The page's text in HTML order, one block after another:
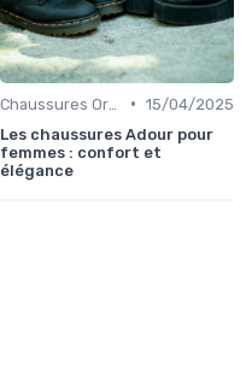
• 15/04/2025
Les chaussures Adour pour
femmes : confort et
élégance